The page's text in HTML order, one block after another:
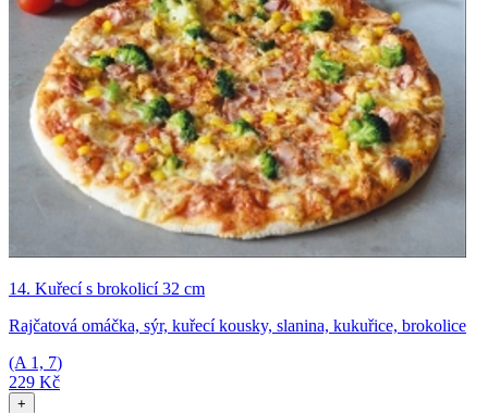
14. Kuřecí s brokolicí 32 cm
Rajčatová omáčka, sýr, kuřecí kousky, slanina, kukuřice, brokolice
(A 1, 7)
229 Kč
+